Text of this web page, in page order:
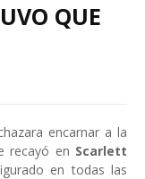
QUE
encarnar a la
recayó en Scarlett
en todas las